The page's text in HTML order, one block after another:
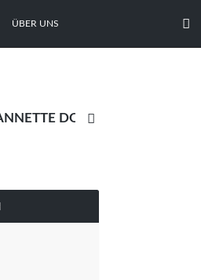
ÜBER UNS 
